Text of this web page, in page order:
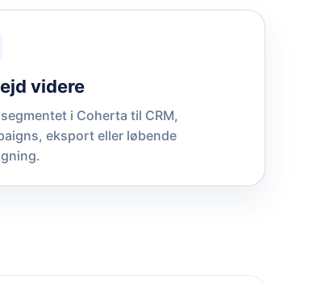
videre
i Coherta til CRM,
eksport eller løbende